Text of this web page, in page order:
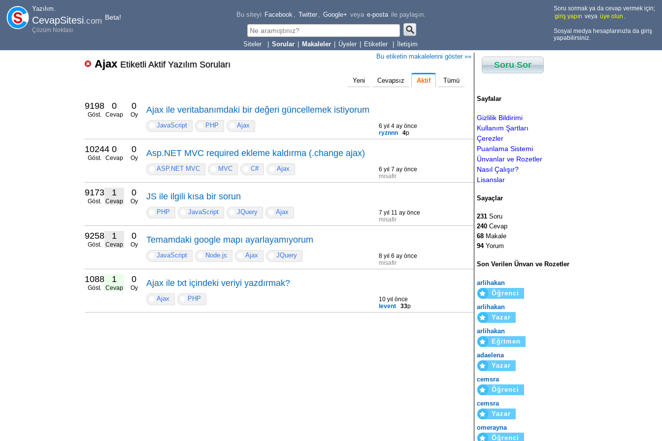
Yazılım.
CevapSitesi.com Beta!
Çözüm Noktası
Bu siteyi Facebook , Twitter , Google+ veya e-posta ile paylaşın.
Sorular Makaleler Üyeler Etiketler İletişim
Soru sormak ya da cevap vermek için;
giriş yapın veya üye olun .
Sosyal medya hesaplarınızla da giriş
yapabilirsiniz.
Ajax Etiketli Aktif Yazılım Soruları
Bu etiketin makalelerini göster »»
Yeni Cevapsız Aktif Tümü
9198
Göst.
0
Cevap
0
Oy Ajax ile veritabanımdaki bir değeri güncellemek istiyorum
JavaScript PHP Ajax
6 yıl 4 ay önce
ryznnn
4p
10244
Göst.
0
Cevap
0
Oy Asp.NET MVC required ekleme kaldırma (.change ajax)
ASP.NET MVC MVC C# Ajax
6 yıl 7 ay önce
misafir
9173
Göst.
1
Cevap
0
Oy JS ile ilgili kısa bir sorun
PHP JavaScript JQuery Ajax
7 yıl 11 ay önce
misafir
9258
Göst.
1
Cevap
0
Oy Temamdaki google mapı ayarlayamıyorum
JavaScript Node.js Ajax JQuery
8 yıl 6 ay önce
misafir
10883
Göst.
1
Cevap
0
Oy Ajax ile txt içindeki veriyi yazdırmak?
Ajax PHP
10 yıl önce
levent
33p
Soru Sor
Sayfalar
Gizlilik Bildirimi
Kullanım Şartları
Çerezler
Puanlama Sistemi
Ünvanlar ve Rozetler
Nasıl Çalışır?
Lisanslar
Sayaçlar
231 Soru
240 Cevap
68 Makale
94Yorum
Son Verilen Ünvan ve Rozetler
arlihakan
Öğrenci
arlihakan
Yazar
arlihakan
Eğitmen
adaelena
Yazar
cemsra
Öğrenci
cemsra
Yazar
omerayna
Öğrenci